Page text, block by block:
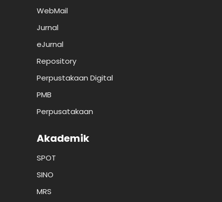
WebMail
Jurnal
eJurnal
Repository
Perpustakaan Digital
PMB
Perpusatakaan
Akademik
SPOT
SINO
MRS